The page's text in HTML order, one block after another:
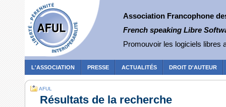
Association Francophone
French speaking Libre
Promouvoir les logiciels libres
L'ASSOCIATION PRESSE ACTUALITÉS DROIT D'AUTEUR
AFUL
Résultats de la recherche